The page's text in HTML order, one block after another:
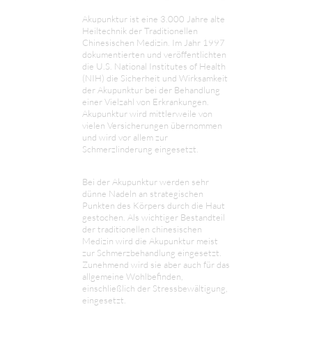
Akupunktur ist eine 3.000 Jahre alte
Heiltechnik der Traditionellen
Chinesischen Medizin. Im Jahr 1997
dokumentierten und veröffentlichten
die U.S. National Institutes of Health
(NIH) die Sicherheit und Wirksamkeit
der Akupunktur bei der Behandlung
einer Vielzahl von Erkrankungen.
Akupunktur wird mittlerweile von
vielen Versicherungen übernommen
und wird vor allem zur
Schmerzlinderung eingesetzt.
Bei der Akupunktur werden sehr
dünne Nadeln an strategischen
Punkten des Körpers durch die Haut
gestochen. Als wichtiger Bestandteil
der traditionellen chinesischen
Medizin wird die Akupunktur meist
zur Schmerzbehandlung eingesetzt.
Zunehmend wird sie aber auch für das
allgemeine Wohlbefinden,
einschließlich der Stressbewältigung,
eingesetzt.